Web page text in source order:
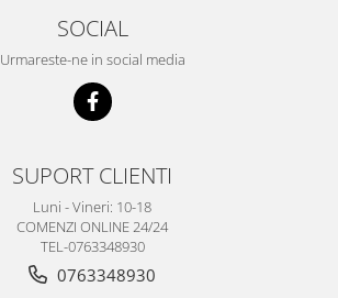
SOCIAL
Urmareste-ne in social media
SUPORT CLIENTI
Luni - Vineri: 10-18
COMENZI ONLINE 24/24
TEL-0763348930
0763348930